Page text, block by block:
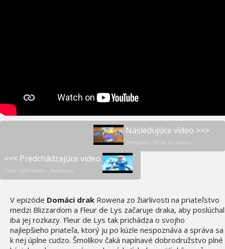
Nasledujúce video >>>
Šmoulové – Pozor na mačku
<<< Predchádzajúce video
Ocko s plienkami – Šmolkovia
V epizóde Domáci drak Rowena zo žiarlivosti na priateľstvo
medzi Blizzardom a Fleur de Lys začaruje draka, aby poslúchal
iba jej rozkazy. Fleur de Lys tak prichádza o svojho
najlepšieho priateľa, ktorý ju po kúzle nespoznáva a správa sa
k nej úplne cudzo. Šmolíkov čaká napínavé dobrodružstvo plné